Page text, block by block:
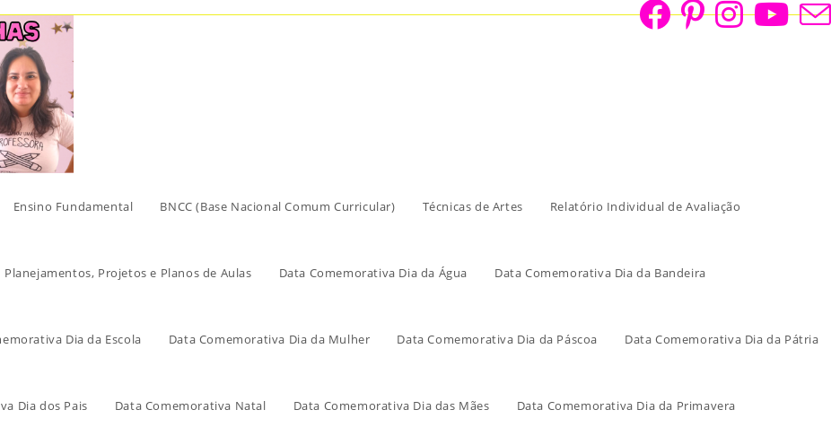
Ensino Fundamental BNCC (Base Nacional Comum Curricular) Técnicas de Artes Relatório Individual de Avaliação
Planejamentos, Projetos e Planos de Aulas Data Comemorativa Dia da Água Data Comemorativa Dia da Bandeira
Dia da Escola Data Comemorativa Dia da Mulher Data Comemorativa Dia da Páscoa Data Comemorativa Dia da Pátria
Dia dos Pais Data Comemorativa Natal Data Comemorativa Dia das Mães Data Comemorativa Dia da Primavera